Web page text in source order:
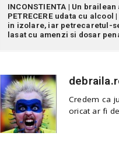
INCONSTIENTA | Un
PETRECERE udata cu
in izolare, iar petrecaretul-
lasat cu amenzi si dosar
Credem ca
oricat ar fi